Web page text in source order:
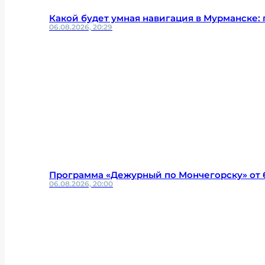
Какой будет умная навигация в Мурманске:
06.08.2026, 20:29
Программа «Дежурный по Мончегорску» от
06.08.2026, 20:00